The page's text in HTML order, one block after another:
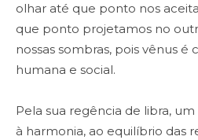
olhar até que ponto nos
que ponto projetamos no
nossas sombras, pois vênus é
humana e social.
Pela sua regência de libra,
à harmonia, ao equilíbrio das